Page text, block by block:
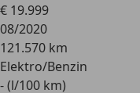
€ 19.999
08/2020
121.570 km
Elektro/Benzin
- (l/100 km)